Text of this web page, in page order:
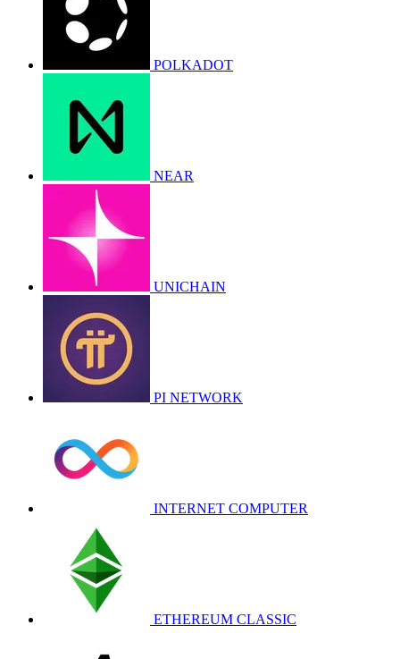
POLKADOT
NEAR
UNICHAIN
PI NETWORK
INTERNET COMPUTER
ETHEREUM CLASSIC